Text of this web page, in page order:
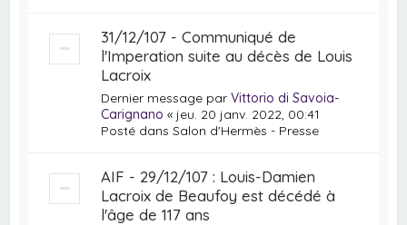
31/12/107 - Communiqué de
l'Imperation suite au décès de Louis
Lacroix
Dernier message parVittorio di Savoia-
Carignano « jeu. 20 janv. 2022, 00:41
Posté dansSalon d'Hermès - Presse
AIF - 29/12/107 : Louis-Damien
Lacroix de Beaufoy est décédé à
l'âge de 117 ans